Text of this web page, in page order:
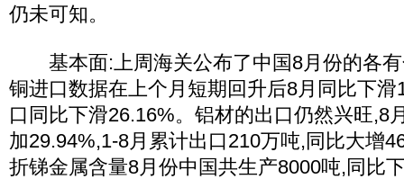
仍未可知。
基本面:上周海关公布了中国8月份的各有
铜进口数据在上个月短期回升后8月同比下
口同比下滑26.16%。铝材的出口仍然兴旺,8
加29.94%,1-8月累计出口210万吨,同比大增
折锑金属含量8月份中国共生产8000吨,同比